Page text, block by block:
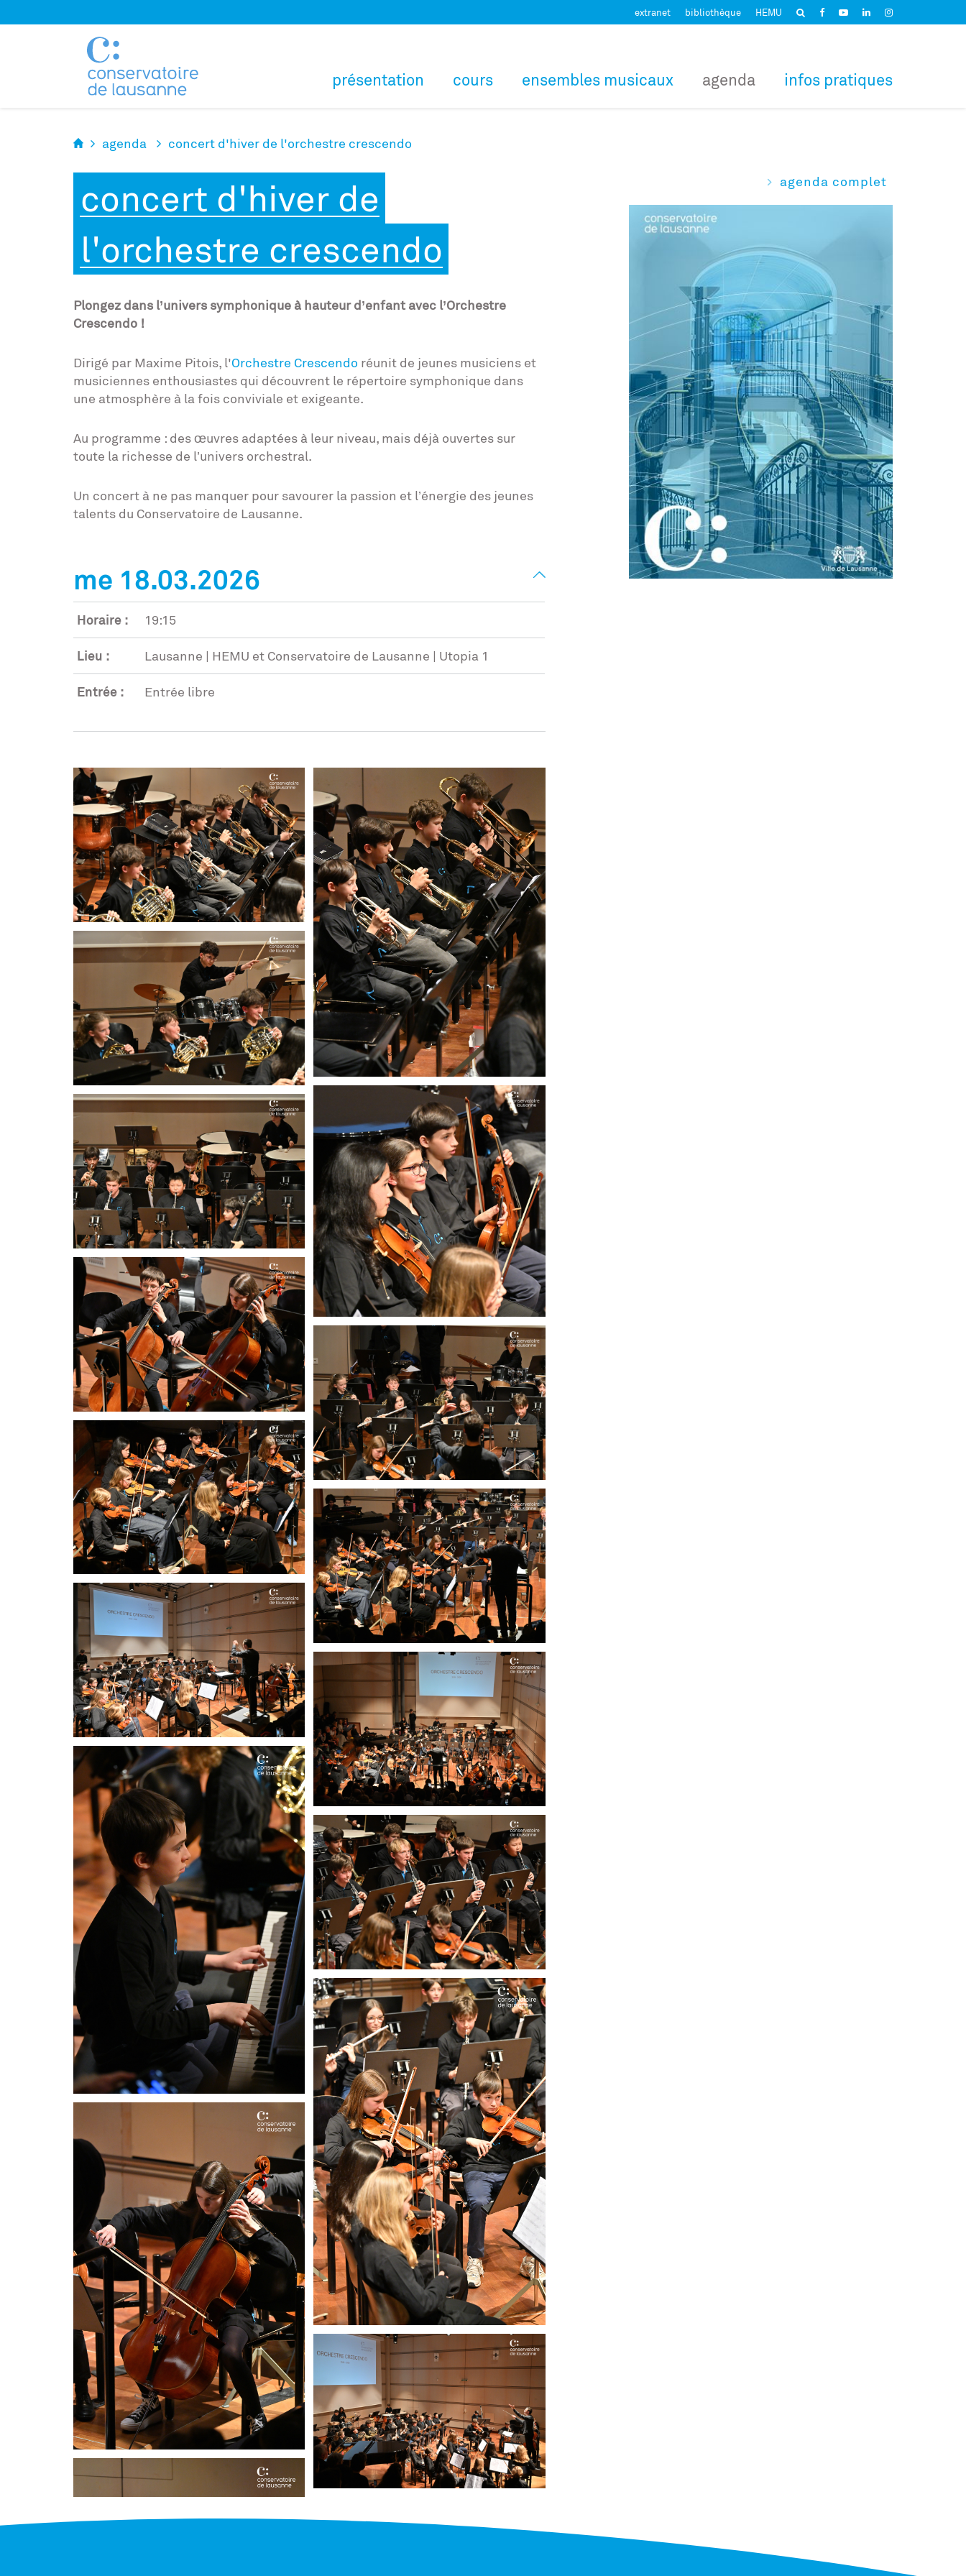
extranet bibliothèque HEMU
présentation cours ensembles musicaux agenda infos pratiques
agenda concert d'hiver de l'orchestre crescendo
concert d'hiver de
l'orchestre crescendo
Plongez dans l’univers symphonique à hauteur d’enfant avec l’Orchestre
Crescendo !
Dirigé par Maxime Pitois, l'Orchestre Crescendo réunit de jeunes musiciens et
musiciennes enthousiastes qui découvrent le répertoire symphonique dans
une atmosphère à la fois conviviale et exigeante.
Au programme : des œuvres adaptées à leur niveau, mais déjà ouvertes sur
toute la richesse de l’univers orchestral.
Un concert à ne pas manquer pour savourer la passion et l’énergie des jeunes
talents du Conservatoire de Lausanne.
me 18.03.2026
Horaire : 19:15
Lieu : Lausanne | HEMU et Conservatoire de Lausanne | Utopia 1
Entrée : Entrée libre
agenda complet